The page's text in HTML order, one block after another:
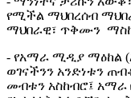
የሚችል ማህበረሰብ
ማህበራዊ፣ ጥቅሙን
- የአማራ ሚዲያ ማዕከል
ወገናችንን አንድነቱን
መብቱን አስከብሮ፤ አማራ